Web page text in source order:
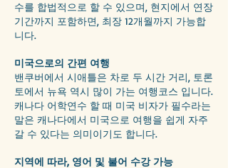
수를 합법적으로 할 수 있으며, 현지에서 연장
기간까지 포함하면, 최장 12개월까지 가능합
니다.
미국으로의 간편 여행
밴쿠버에서 시애틀은 차로 두 시간 거리, 토론
토에서 뉴욕 역시 많이 가는 여행코스 입니다.
캐나다 어학연수 할 때 미국 비자가 필수라는
말은 캐나다에서 미국으로 여행을 쉽게 자주
갈 수 있다는 의미이기도 합니다.
지역에 따라, 영어 및 불어 수강 가능